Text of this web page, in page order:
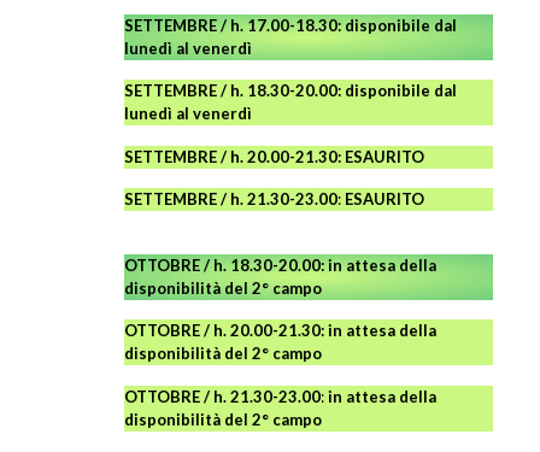
SETTEMBRE / h. 17.00-18.30: disponibile dal
lunedì al venerdì
SETTEMBRE / h. 18.30-20.00: disponibile dal
lunedì al venerdì
SETTEMBRE / h. 20.00-21.30: ESAURITO
SETTEMBRE / h. 21.30-23.00: ESAURITO
OTTOBRE / h. 18.30-20.00:in attesa della
disponibilità del 2° campo
OTTOBRE / h. 20.00-21.30:in attesa della
disponibilità del 2° campo
OTTOBRE / h. 21.30-23.00:in attesa della
disponibilità del 2° campo